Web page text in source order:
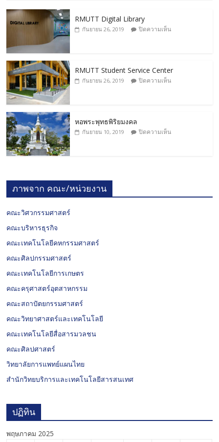
RMUTT Digital Library
กันยายน 26, 2019 ปิดความเห็น
RMUTT Student Service Center
กันยายน 26, 2019 ปิดความเห็น
หอพระพุทธพิริยมงคล
กันยายน 10, 2019 ปิดความเห็น
ภาพจาก คณะ/หน่วยงาน
คณะวิศวกรรมศาสตร์
คณะบริหารธุรกิจ
คณะเทคโนโลยีคหกรรมศาสตร์
คณะศิลปกรรมศาสตร์
คณะเทคโนโลยีการเกษตร
คณะครุศาสตร์อุตสาหกรรม
คณะสถาปัตยกรรมศาสตร์
คณะวิทยาศาสตร์และเทคโนโลยี
คณะเทคโนโลยีสื่อสารมวลชน
คณะศิลปศาสตร์
วิทยาลัยการแพทย์แผนไทย
สำนักวิทยบริการและเทคโนโลยีสารสนเทศ
ปฏิทิน
พฤษภาคม 2025